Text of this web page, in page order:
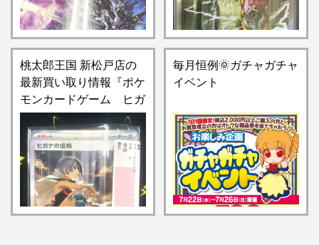
郎王国 新松戸店の買取
情報をお知らせします】
桃太郎王国 新松戸店の
最新買い取り情報『ポケ
モンカードゲーム ヒガ
ナの信頼 SAR』
毎月恒例🌞ガチャガチャ
イベント